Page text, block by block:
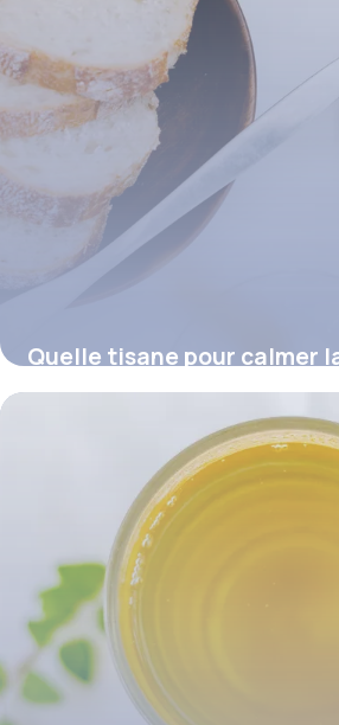
Quelle tisane pour calmer
16 juillet 2026